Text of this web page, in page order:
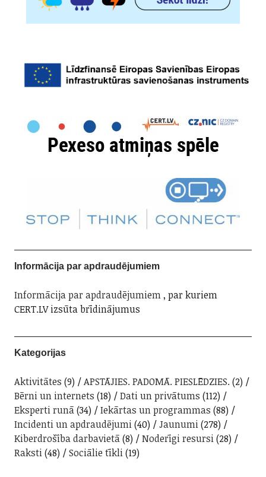
Informācija par apdraudējumiem
Informācija par apdraudējumiem, par kuriem
CERT.LV izsūta brīdinājumus
Kategorijas
Aktivitātes (9) APSTĀJIES. PADOMĀ. PIESLĒDZIES. (2)
Bērni un internets (18) Dati un privātums (112)
Eksperti runā(34) Iekārtas un programmas (88)
Incidenti un apdraudējumi(40) Jaunumi(278)
Kiberdrošība darbavietā(8) Noderīgi resursi(28)
Raksti(48) Sociālie tīkli(19)